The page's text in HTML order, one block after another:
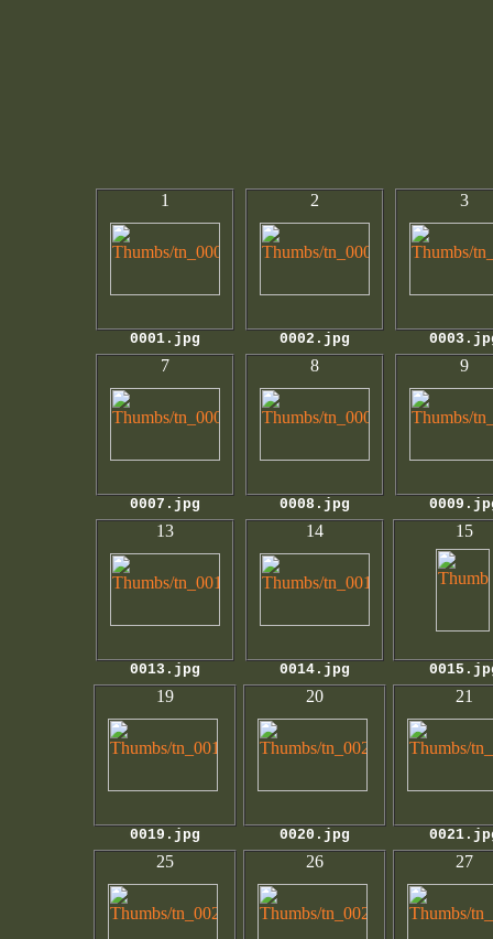
1
0001.jpg
2
0002.jpg
3
7
0007.jpg
8
0008.jpg
9
13
0013.jpg
14
0014.jpg
15
19
0019.jpg
20
0020.jpg
21
25 26 27